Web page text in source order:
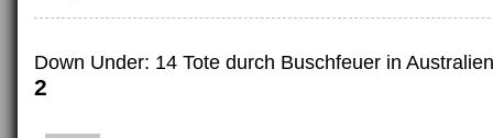
Down Under: 14 Tote durch Buschfeuer in Australien
2